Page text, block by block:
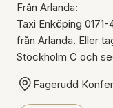
Från Arlanda:
Taxi Enköping
från Arlanda. Eller
Stockholm C och
Fagerudd